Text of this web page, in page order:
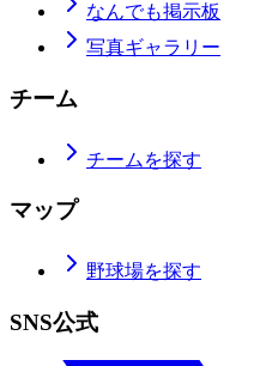
なんでも掲示板
写真ギャラリー
チーム
チームを探す
マップ
野球場を探す
SNS公式